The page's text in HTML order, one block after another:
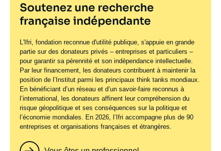
Soutenez une recherche
française indépendante
L'Ifri, fondation reconnue d'utilité publique, s'appuie en grande
partie sur des donateurs privés – entreprises et particuliers –
pour garantir sa pérennité et son indépendance intellectuelle.
Par leur financement, les donateurs contribuent à maintenir la
position de l’Institut parmi les principaux think tanks mondiaux.
En bénéficiant d’un réseau et d’un savoir-faire reconnus à
l’international, les donateurs affinent leur compréhension du
risque géopolitique et ses conséquences sur la politique et
l’économie mondiales. En 2026, l’Ifri accompagne plus de 90
entreprises et organisations françaises et étrangères.